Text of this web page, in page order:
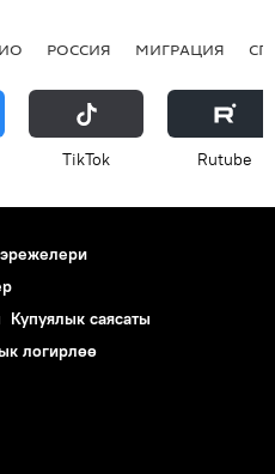
РОССИЯ МИГРАЦИЯ
ТikТоk Rutube
Купуялык саясаты
логирлөө